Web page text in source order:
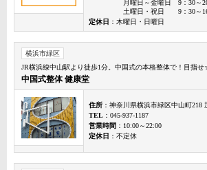
月曜日～金曜日 9：30～
土曜日・祝日 9：30～
定休日 ：木曜日・日曜日
横浜市緑区
JR横浜線中山駅より徒歩1分。中国式の本格整体で！目指
中国式整体 健康堂
住所 ：神奈川県横浜市緑区中山町218
TEL ：045-937-1187
営業時間 ：10:00～22:00
定休日 ：不定休